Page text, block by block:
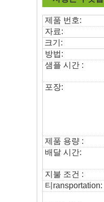
제품 번호:
자료:
크기:
방법:
샘플 시간 :
포장:
제품 용량 :
배달 시간:
지불 조건 :
티 ransportation: